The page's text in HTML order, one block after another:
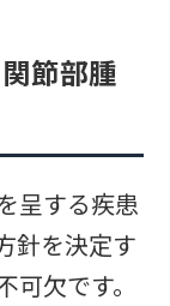
節部腫
呈する疾患
針を決定す
欠です。